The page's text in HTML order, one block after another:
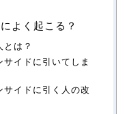
よく起こる？
とは？
イドに引いてしま
サイドに引く人の改